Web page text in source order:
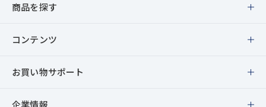
商品を探す
商品一覧
スキンケア
メイクアップ
コンテンツ
特集・キャンペーン
ブランドメッセージ
お買い物サポート
メンバーシッププログラムのご案内
企業情報